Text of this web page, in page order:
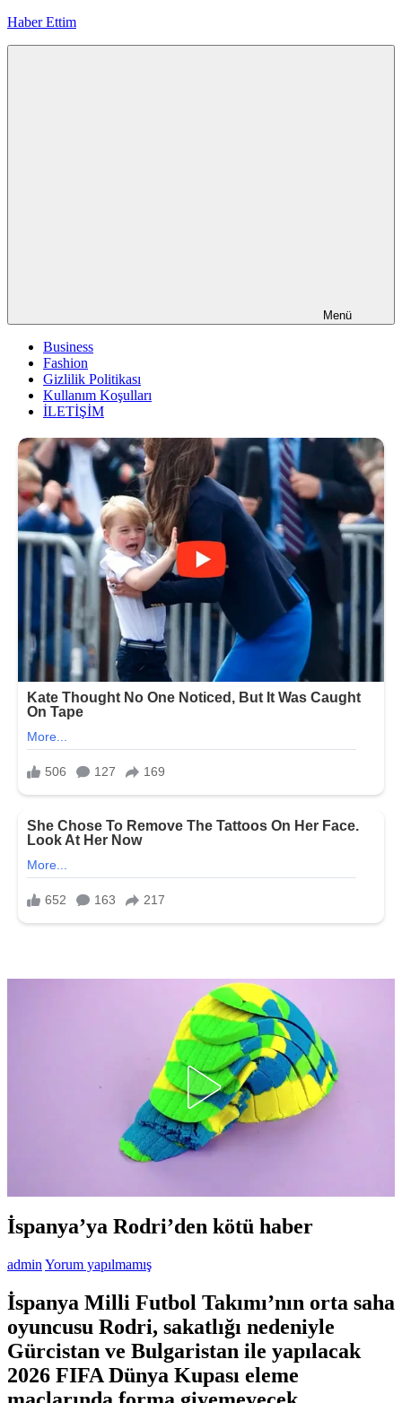
İçeriğe
Haber Ettim
Menü
Business
Fashion
Gizlilik Politikası
Kullanım Koşulları
İLETİŞİM
İspanya’ya Rodri’den kötü haber
admin Yorum yapılmamış
İspanya Milli Futbol Takımı’nın orta saha
oyuncusu Rodri, sakatlığı nedeniyle
Gürcistan ve Bulgaristan ile yapılacak
2026 FIFA Dünya Kupası eleme